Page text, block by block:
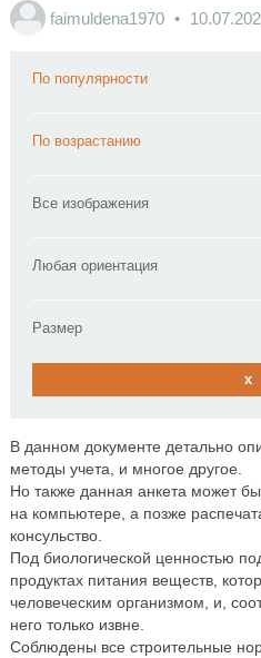
faimuldena1970
По популярности
По возрастанию
Все изображения
Любая ориентация
Размер
x
В данном документе детально
методы учета, и многое другое.
Но также данная анкета может
на компьютере, а позже
консульство.
Под биологической ценностью
продуктах питания веществ,
человеческим организмом, и,
него только извне.
Соблюдены все строительные